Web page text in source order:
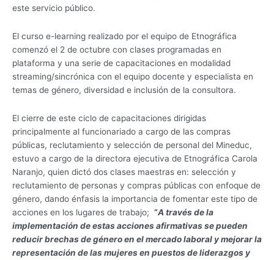
este servicio público.
El curso e-learning realizado por el equipo de Etnográfica
comenzó el 2 de octubre con clases programadas en
plataforma y una serie de capacitaciones en modalidad
streaming/sincrónica con el equipo docente y especialista en
temas de género, diversidad e inclusión de la consultora.
El cierre de este ciclo de capacitaciones dirigidas
principalmente al funcionariado a cargo de las compras
públicas, reclutamiento y selección de personal del Mineduc,
estuvo a cargo de la directora ejecutiva de Etnográfica Carola
Naranjo, quien dictó dos clases maestras en: selección y
reclutamiento de personas y compras públicas con enfoque de
género, dando énfasis la importancia de fomentar este tipo de
acciones en los lugares de trabajo; “A través de la
implementación de estas acciones afirmativas se pueden
reducir brechas de género en el mercado laboral y mejorar la
representación de las mujeres en puestos de liderazgos y